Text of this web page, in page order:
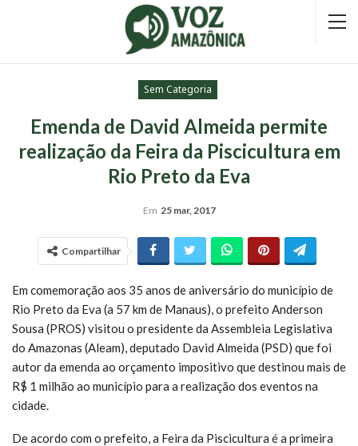
Sem Categoria
Emenda de David Almeida permite
realização da Feira da Piscicultura em
Rio Preto da Eva
Em 25 mar, 2017
Compartilhar
Em comemoração aos 35 anos de aniversário do município de
Rio Preto da Eva (a 57 km de Manaus), o prefeito Anderson
Sousa (PROS) visitou o presidente da Assembleia Legislativa
do Amazonas (Aleam), deputado David Almeida (PSD) que foi
autor da emenda ao orçamento impositivo que destinou mais de
R$ 1 milhão ao município para a realização dos eventos na
cidade.
De acordo com o prefeito, a Feira da Piscicultura é a primeira